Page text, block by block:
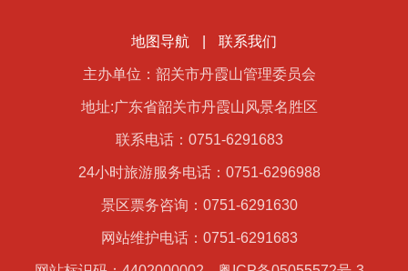
地图导航 联系我们
主办单位：韶关市丹霞山管理委员会
地址:广东省韶关市丹霞山风景名胜区
联系电话：0751-6291683
24小时旅游服务电话：0751-6296988
景区票务咨询：0751-6291630
网站维护电话：0751-6291683